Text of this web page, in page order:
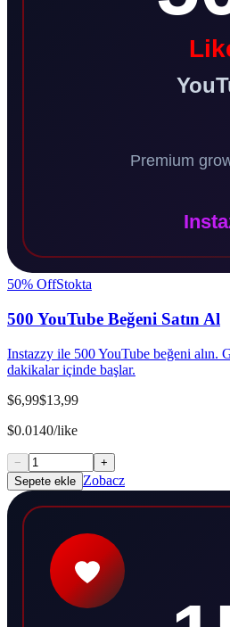
50% OffStokta
500 YouTube Beğeni Satın Al
Instazzy ile 500 YouTube beğeni alın.
dakikalar içinde başlar.
$6,99$13,99
$0.0140/like
−
+
Sepete ekle Zobacz